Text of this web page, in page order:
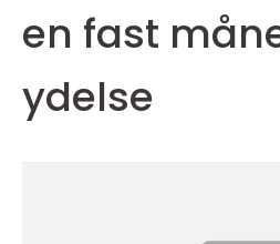
en fast
ydelse